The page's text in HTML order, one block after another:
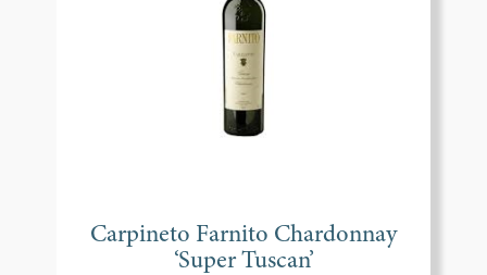
Carpineto Farnito Chardonnay
‘Super Tuscan’